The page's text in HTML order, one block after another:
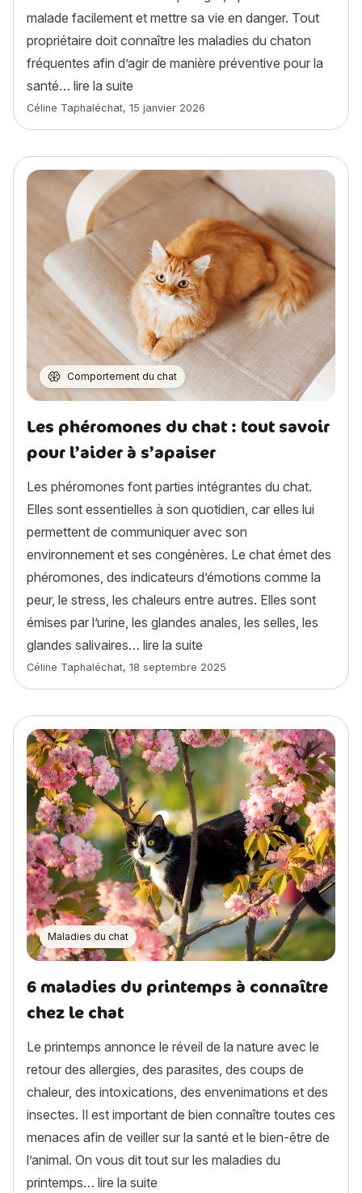
malade facilement et mettre sa vie en danger. Tout
propriétaire doit connaître les maladies du chaton
fréquentes afin d’agir de manière préventive pour la
santé… lire la suite
Article rédigé par
Céline Taphaléchat, 15 janvier 2026
Comportement du chat
Les phéromones du chat : tout savoir
pour l’aider à s’apaiser
Les phéromones font parties intégrantes du chat.
Elles sont essentielles à son quotidien, car elles lui
permettent de communiquer avec son
environnement et ses congénères. Le chat émet des
phéromones, des indicateurs d’émotions comme la
peur, le stress, les chaleurs entre autres. Elles sont
émises par l’urine, les glandes anales, les selles, les
glandes salivaires… lire la suite
Article rédigé par
Céline Taphaléchat, 18 septembre 2025
Maladies du chat
6 maladies du printemps à connaître
chez le chat
Le printemps annonce le réveil de la nature avec le
retour des allergies, des parasites, des coups de
chaleur, des intoxications, des envenimations et des
insectes. Il est important de bien connaître toutes ces
menaces afin de veiller sur la santé et le bien-être de
l’animal. On vous dit tout sur les maladies du
printemps… lire la suite